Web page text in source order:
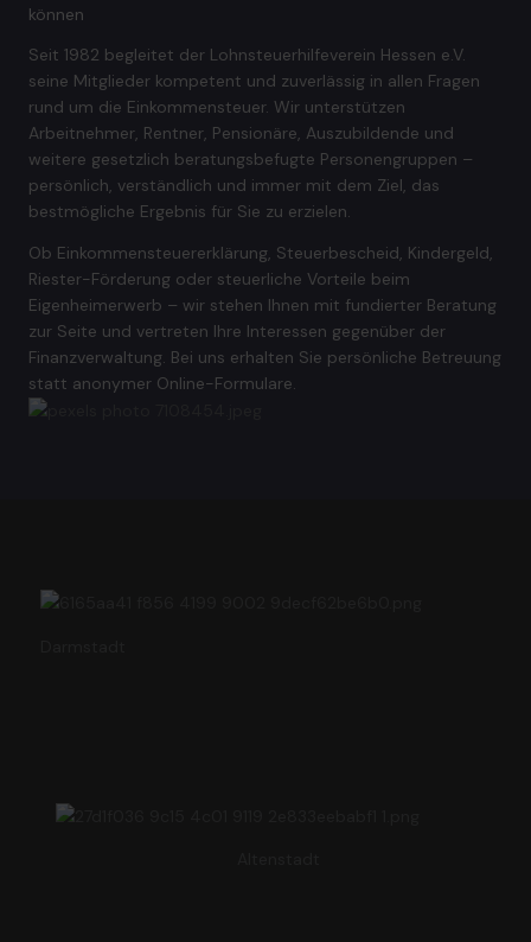
können
Seit 1982 begleitet der Lohnsteuerhilfeverein Hessen e.V.
seine Mitglieder kompetent und zuverlässig in allen Fragen
rund um die Einkommensteuer. Wir unterstützen
Arbeitnehmer, Rentner, Pensionäre, Auszubildende und
weitere gesetzlich beratungsbefugte Personengruppen –
persönlich, verständlich und immer mit dem Ziel, das
bestmögliche Ergebnis für Sie zu erzielen.
Ob Einkommensteuererklärung, Steuerbescheid, Kindergeld,
Riester-Förderung oder steuerliche Vorteile beim
Eigenheimerwerb – wir stehen Ihnen mit fundierter Beratung
zur Seite und vertreten Ihre Interessen gegenüber der
Finanzverwaltung. Bei uns erhalten Sie persönliche Betreuung
statt anonymer Online-Formulare.